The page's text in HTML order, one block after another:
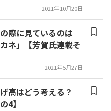
2021年10月20日
際に見ているのは
ネ」【芳賀氏連載そ
2021年5月27日
高はどう考える？
4】